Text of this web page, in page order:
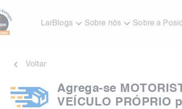
LarBlogs Sobre nós Sobre a
Voltar
Agrega-se
VEÍCULO PRÓPRIO